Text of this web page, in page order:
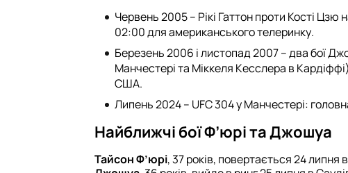
Червень 2005 – Рікі Гаттон проти Кості
02:00 для американського телеринку.
Березень 2006 і листопад 2007 – два бої
Манчестері та Міккеля Кесслера в
США.
Липень 2024 – UFC 304 у Манчестері:
Найближчі бої Ф’юрі та Джошуа
Тайсон Ф’юрі, 37 років, повертається 24 липня